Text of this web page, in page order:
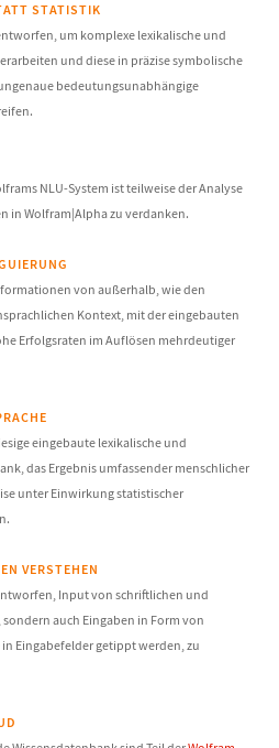
STATISTIK
um komplexe lexikalische und
und diese in präzise symbolische
bedeutungsunabhängige
NLU-System ist teilweise der Analyse
in Wolfram|Alpha zu verdanken.
von außerhalb, wie den
Kontext, mit der eingebauten
Erfolgsraten im Auflösen mehrdeutiger
eingebaute lexikalische und
das Ergebnis umfassender menschlicher
unter Einwirkung statistischer
VERSTEHEN
Input von schriftlichen und
auch Eingaben in Form von
Eingabefelder getippt werden, zu